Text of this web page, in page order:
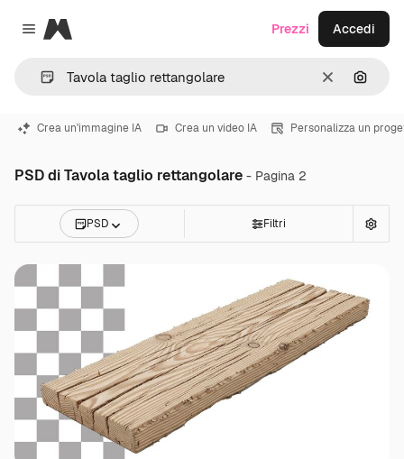
Close menu
Magnific
CancellaCerca
Prezzi Accedi
Crea un'immagine IA Crea un video IA Personalizza un
PSD di Tavola taglio rettangolare - Pagina 2
PSD Filtri